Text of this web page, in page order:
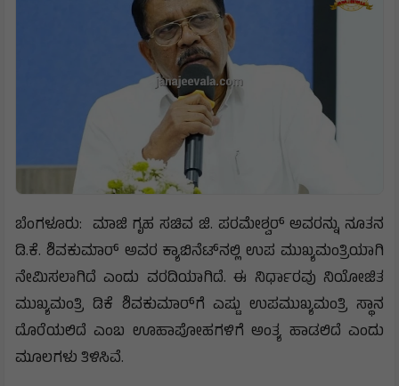
ಬೆಂಗಳೂರು: ಮಾಜಿ ಗೃಹ ಸಚಿವ ಜಿ. ಪರಮೇಶ್ವರ್ ಅವರನ್ನು ನೂತನ
ಡಿ.ಕೆ. ಶಿವಕುಮಾರ್‌ ಅವರ ಕ್ಯಾಬಿನೆಟ್‌ನಲ್ಲಿ ಉಪ ಮುಖ್ಯಮಂತ್ರಿಯಾಗಿ
ನೇಮಿಸಲಾಗಿದೆ ಎಂದು ವರದಿಯಾಗಿದೆ. ಈ ನಿರ್ಧಾರವು ನಿಯೋಜಿತ
ಮುಖ್ಯಮಂತ್ರಿ ಡಿಕೆ ಶಿವಕುಮಾರ್‌ಗೆ ಎಷ್ಟು ಉಪಮುಖ್ಯಮಂತ್ರಿ ಸ್ಥಾನ
ದೊರೆಯಲಿದೆ ಎಂಬ ಊಹಾಪೋಹಗಳಿಗೆ ಅಂತ್ಯ ಹಾಡಲಿದೆ ಎಂದು
ಮೂಲಗಳು ತಿಳಿಸಿವೆ.